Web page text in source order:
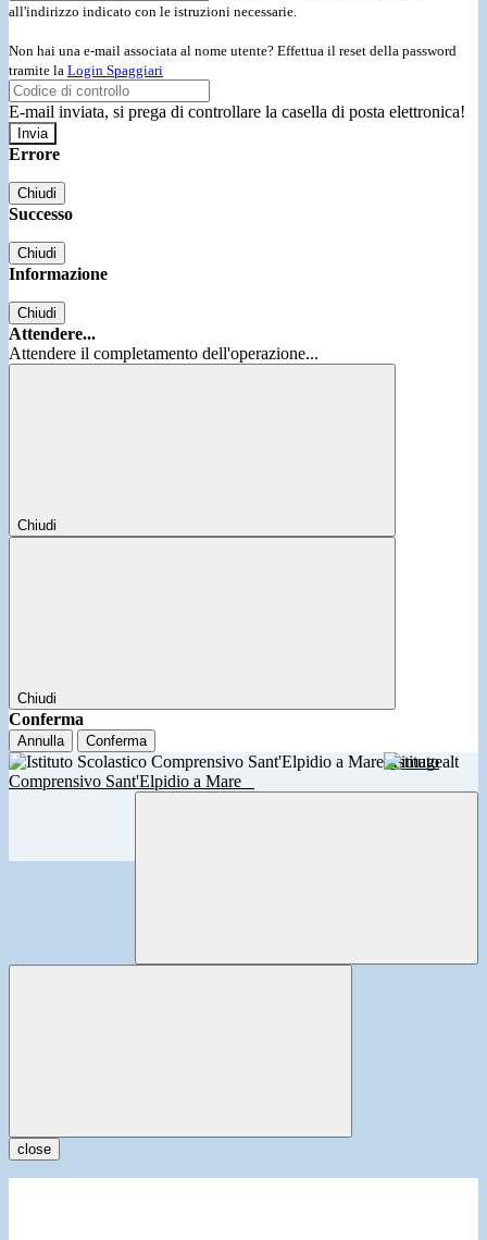
all'indirizzo indicato con le istruzioni necessarie.
Non hai una e-mail associata al nome utente? Effettua il reset della password
tramite la Login Spaggiari
E-mail inviata, si prega di controllare la casella di posta elettronica!
Errore
Chiudi
Successo
Chiudi
Informazione
Chiudi
Attendere...
Attendere il completamento dell'operazione...
Chiudi
Chiudi
Conferma
Annulla Conferma
Istituto
Comprensivo Sant'Elpidio a Mare
close